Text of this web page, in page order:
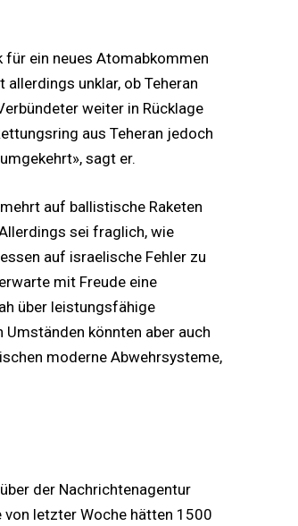
für ein neues Atomabkommen
unklar, ob Teheran
weiter in Rücklage
aus Teheran jedoch
sagt er.
auf ballistische Raketen
sei fraglich, wie
auf israelische Fehler zu
mit Freude eine
über leistungsfähige
könnten aber auch
moderne Abwehrsysteme,
der Nachrichtenagentur
letzter Woche hätten 1500